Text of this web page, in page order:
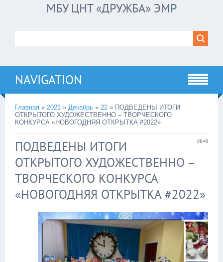
МБУ ЦНТ «ДРУЖБА» ЭМР
NAVIGATION
Главная » 2021 » Декабрь » 22 » ПОДВЕДЕНЫ ИТОГИ
ОТКРЫТОГО ХУДОЖЕСТВЕННО – ТВОРЧЕСКОГО
КОНКУРСА «НОВОГОДНЯЯ ОТКРЫТКА #2022»
08:49
ПОДВЕДЕНЫ ИТОГИ
ОТКРЫТОГО ХУДОЖЕСТВЕННО –
ТВОРЧЕСКОГО КОНКУРСА
«НОВОГОДНЯЯ ОТКРЫТКА #2022»